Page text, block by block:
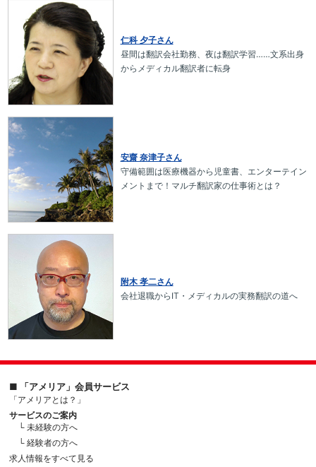
仁科 夕子さん
昼間は翻訳会社勤務、夜は翻訳学習……文系出身
からメディカル翻訳者に転身
安齋 奈津子さん
守備範囲は医療機器から児童書、エンターテイン
メントまで！マルチ翻訳家の仕事術とは？
附木 孝二さん
会社退職からIT・メディカルの実務翻訳の道へ
■ 「アメリア」会員サービス
「アメリアとは？」
サービスのご案内
└ 未経験の方へ
└ 経験者の方へ
求人情報をすべて見る